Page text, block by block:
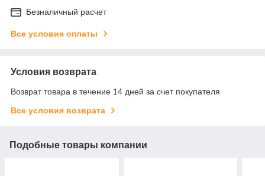
Безналичный расчет
Все условия оплаты
Условия возврата
Возврат товара в течение 14 дней за счет покупателя
Все условия возврата
Подобные товары компании